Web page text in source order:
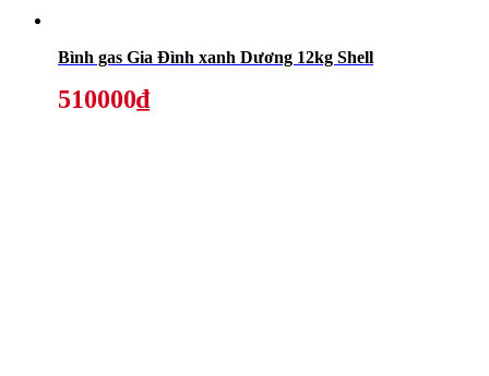
Bình gas Gia Đình xanh Dương 12kg Shell
510000₫